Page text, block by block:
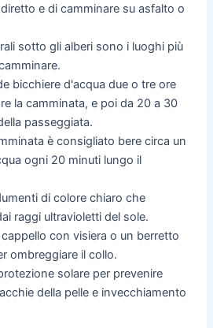
e di camminare su asfalto o
sotto gli alberi sono i luoghi più
bicchiere d'acqua due o tre ore
la camminata, e poi da 20 a 30
passeggiata.
è consigliato bere circa un
ogni 20 minuti lungo il
di colore chiaro che
raggi ultravioletti del sole.
con visiera o un berretto
ombreggiare il collo.
solare per prevenire
della pelle e invecchiamento